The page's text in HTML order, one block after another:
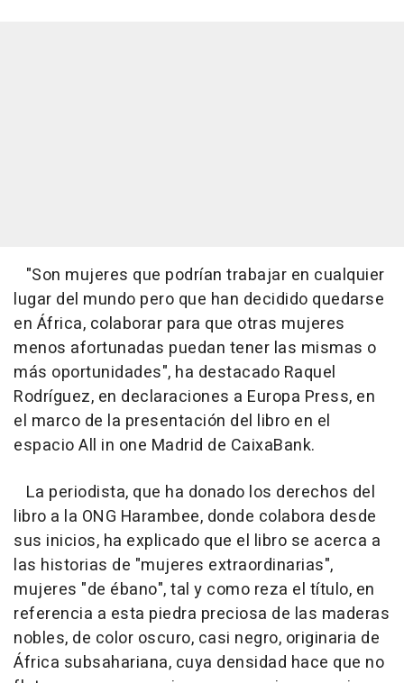
"Son mujeres que podrían trabajar en cualquier
lugar del mundo pero que han decidido quedarse
en África, colaborar para que otras mujeres
menos afortunadas puedan tener las mismas o
más oportunidades", ha destacado Raquel
Rodríguez, en declaraciones a Europa Press, en
el marco de la presentación del libro en el
espacio All in one Madrid de CaixaBank.
La periodista, que ha donado los derechos del
libro a la ONG Harambee, donde colabora desde
sus inicios, ha explicado que el libro se acerca a
las historias de "mujeres extraordinarias",
mujeres "de ébano", tal y como reza el título, en
referencia a esta piedra preciosa de las maderas
nobles, de color oscuro, casi negro, originaria de
África subsahariana, cuya densidad hace que no